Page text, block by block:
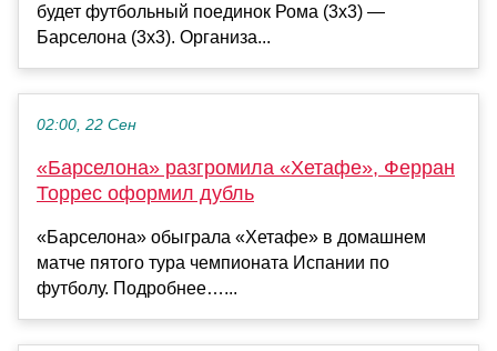
будет футбольный поединок Рома (3х3) —
Барселона (3х3). Организа...
02:00, 22 Сен
«Барселона» разгромила «Хетафе», Ферран
Торрес оформил дубль
«Барселона» обыграла «Хетафе» в домашнем
матче пятого тура чемпионата Испании по
футболу. Подробнее…...